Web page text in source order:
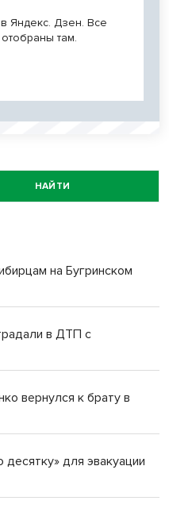
Яндекс. Дзен. Все
там.
НАЙТИ
на Бугринском
в ДТП с
вернулся к брату в
для эвакуации